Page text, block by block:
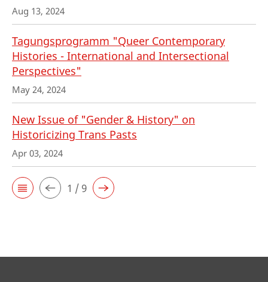
Aug 13, 2024
Tagungsprogramm "Queer Contemporary
Histories - International and Intersectional
Perspectives"
May 24, 2024
New Issue of "Gender & History" on
Historicizing Trans Pasts
Apr 03, 2024
1 / 9